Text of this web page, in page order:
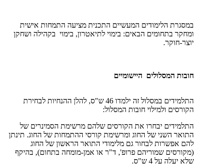
במסגרת הלימודים המעשיים התכנית מציעה התמחות אישית
ומחקר בתחומים הבאים: בימוי לתיאטרון, בימוי בקהילה ושחקן
יוצר-חוקר.
חובות המסלולים היישומיים
התלמידים במסלול זה ילמדו 46 ש"ס, להלן ההנחיות לבחירת
הקורסים ולמילוי חובות המסלול:
התלמידים יבחרו את הקורסים שלהם מרשימת הסמינרים של
התואר השני של החוג ומרשימת קורסי ההתמחות של החוג. תינתן
להם אפשרות לבחור גם מלימודי התואר הראשון של החוג
(מקורסים שמוריהם פרופ', ד"ר או אמן-מומחה בתחום), בהיקף
שלא יעלה על 4 ש"ס.